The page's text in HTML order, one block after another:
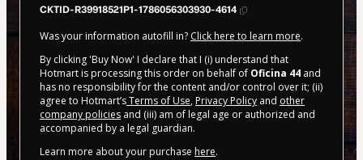
CKTID-R39918521P1-1786056303930-4614
Was your information autofill in? Click here to learn more.
By clicking 'Buy Now' I declare that I (i) understand that
Hotmart is processing this order on behalf of Oficina 44 and
has no responsibility for the content and/or control over it; (ii)
agree to Hotmart’sTerms of Use, Privacy Policy and other
company policies and (iii) am of legal age or authorized and
accompanied by a legal guardian.
Learn more about your purchase here.